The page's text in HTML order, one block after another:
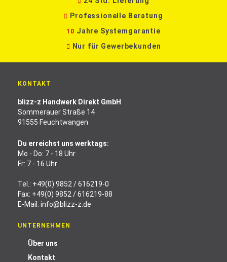
Professionelle Beratung
10 Jahre Systemgarantie
Nur für Gewerbekunden
KONTAKT
blizz-z Handwerk Direkt GmbH
Sommerauer Straße 14
91555 Feuchtwangen
Du erreichst uns werktags:
Mo - Do: 7 - 18 Uhr
Fr: 7 - 16 Uhr
Tel.: +49(0) 9852 / 616219-0
Fax: +49(0) 9852 / 616219-88
E-Mail: info@blizz-z.de
UNTERNEHMEN
Über uns
Kontakt